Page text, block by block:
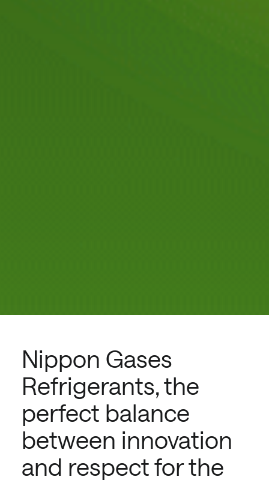
Nippon Gases
Refrigerants, the
perfect balance
between innovation
and respect for the